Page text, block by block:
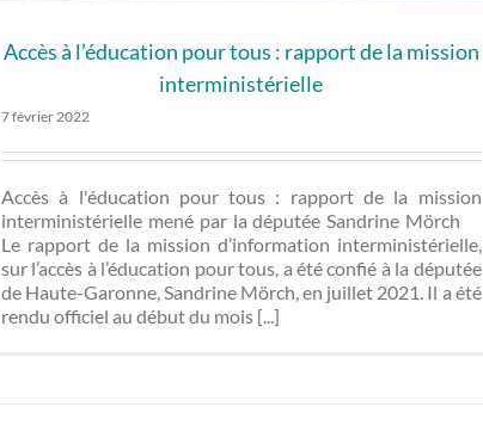
Accès à l’éducation pour tous : rapport de la mission
interministérielle
7 février 2022
Accès à l'éducation pour tous : rapport de la mission
interministérielle mené par la députée Sandrine Mörch
Le rapport de la mission d’information interministérielle,
sur l’accès à l’éducation pour tous, a été confié à la députée
de Haute-Garonne, Sandrine Mörch, en juillet 2021. Il a été
rendu officiel au début du mois [...]